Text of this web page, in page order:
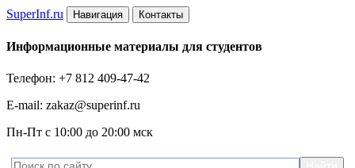
SuperInf.ru Навигация Контакты
Информационные материалы для студентов
Телефон: +7 812 409-47-42
E-mail: zakaz@superinf.ru
Пн-Пт с 10:00 до 20:00 мск